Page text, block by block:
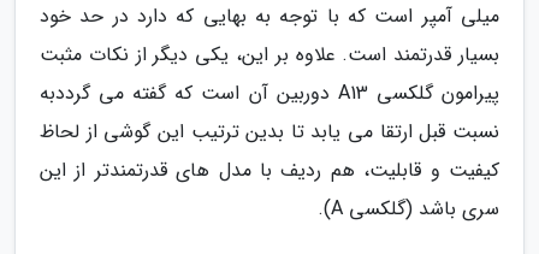
میلی آمپر است که با توجه به بهایی که دارد در حد خود
بسیار قدرتمند است. علاوه بر این، یکی دیگر از نکات مثبت
پیرامون گلکسی A13 دوربین آن است که گفته می گرددبه
نسبت قبل ارتقا می یابد تا بدین ترتیب این گوشی از لحاظ
کیفیت و قابلیت، هم ردیف با مدل های قدرتمندتر از این
سری باشد (گلکسی A).